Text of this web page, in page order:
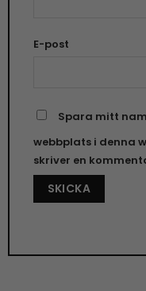
E-post
Spara mitt
webbplats i denna
skriver en